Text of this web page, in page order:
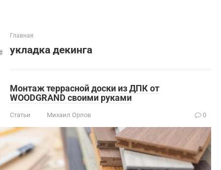
Главная
укладка декинга
Монтаж террасной доски из ДПК от
WOODGRAND своими руками
Статьи Михаил Орлов 0